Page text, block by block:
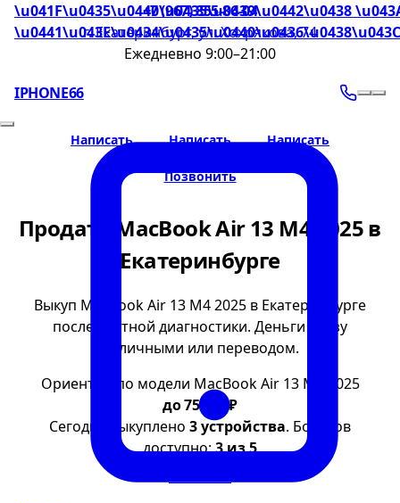
\u041F\u0435\u0440\u0435\u0439\u0442\u0438
+7 (967) 855-86-04
г. Екатеринбург, ул. Хохрякова, 74
Ежедневно 9:00–21:00
IPHONE66
Написать Написать Написать
Позвонить
Продать MacBook Air 13 M4 2025 в
Екатеринбурге
Выкуп MacBook Air 13 M4 2025 в Екатеринбурге
после честной диагностики. Деньги сразу
наличными или переводом.
Ориентир по модели MacBook Air 13 M4 2025
до 75 000 ₽
Сегодня выкуплено 3 устройства. Бонусов
доступно:3 из 5